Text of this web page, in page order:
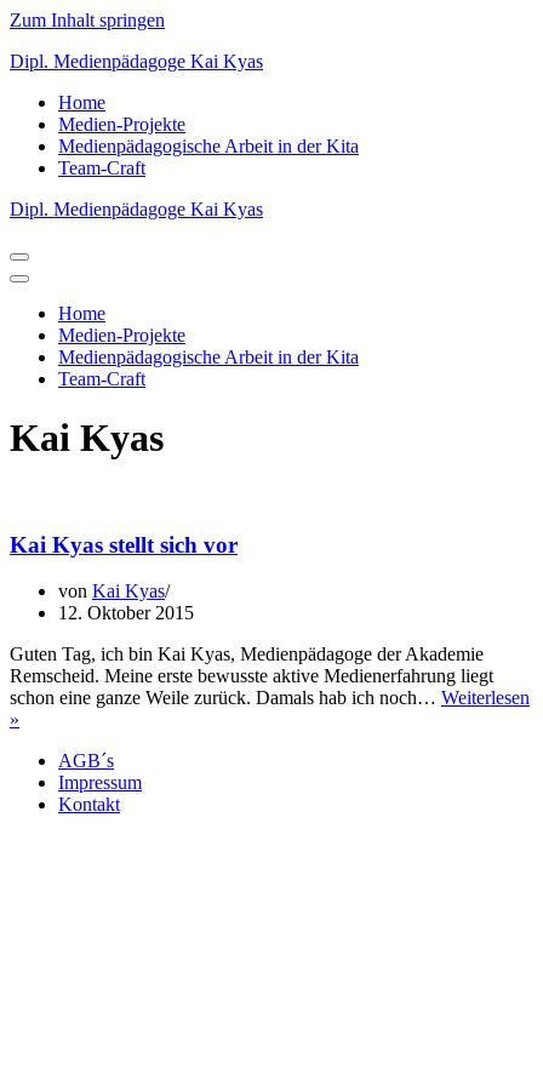
Zum Inhalt springen
Dipl. Medienpädagoge Kai Kyas
Home
Medien-Projekte
Medienpädagogische Arbeit in der Kita
Team-Craft
Dipl. Medienpädagoge Kai Kyas
Navigations-
Menü
Navigations-
Home
Medien-Projekte
Medienpädagogische Arbeit in der Kita
Team-Craft
Kai Kyas
Kai Kyas stellt sich vor
von Kai Kyas
12. Oktober 2015
Guten Tag, ich bin Kai Kyas, Medienpädagoge der Akademie
Remscheid. Meine erste bewusste aktive Medienerfahrung liegt
schon eine ganze Weile zurück. Damals hab ich noch… Weiterlesen
»
stellt
sich
vor
AGB´s
Impressum
Kontakt